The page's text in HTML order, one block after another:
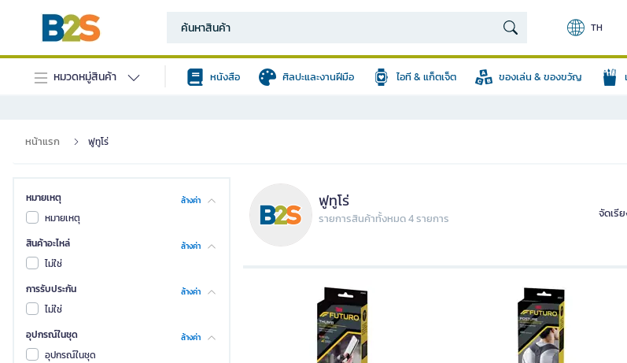
TH
หมวดหมู่สินค้า หนังสือ ศิลปะและงานฝีมือ ไอที & แก็ตเจ็ต ของเล่น & ของขวัญ
หน้าแรก ฟูทูโร่
หมายเหตุ ล้างค่า
หมายเหตุ
สินค้าอะไหล่
ล้างค่า
ไม่ใช่
การรับประกัน
ล้างค่า
ไม่ใช่
อุปกรณ์ในชุด
ล้างค่า
อุปกรณ์ในชุด
ฟูทูโร่
รายการสินค้าทั้งหมด 4 รายการ จัดเรี